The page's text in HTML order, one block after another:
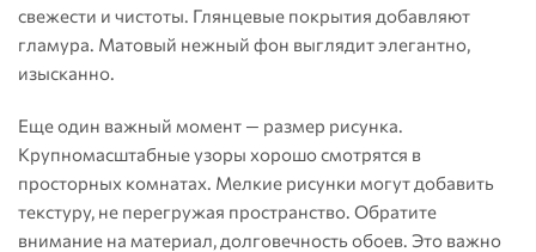
свежести и чистоты. Глянцевые покрытия добавляют
гламура. Матовый нежный фон выглядит элегантно,
изысканно.
Еще один важный момент — размер рисунка.
Крупномасштабные узоры хорошо смотрятся в
просторных комнатах. Мелкие рисунки могут добавить
текстуру, не перегружая пространство. Обратите
внимание на материал, долговечность обоев. Это важно